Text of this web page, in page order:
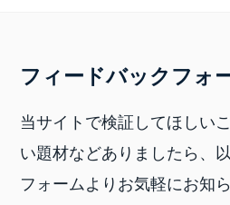
フィードバックフォ
当サイトで検証してほしい
い題材などありましたら、
フォームよりお気軽にお知